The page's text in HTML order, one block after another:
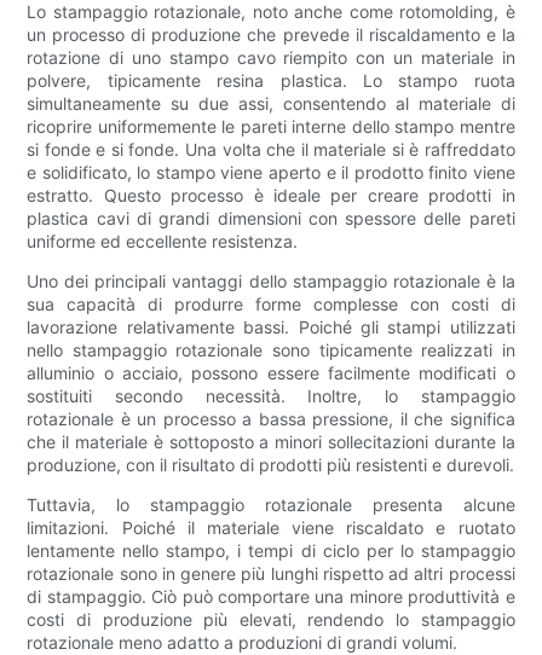
Lo stampaggio rotazionale, noto anche come rotomolding, è
un processo di produzione che prevede il riscaldamento e la
rotazione di uno stampo cavo riempito con un materiale in
polvere, tipicamente resina plastica. Lo stampo ruota
simultaneamente su due assi, consentendo al materiale di
ricoprire uniformemente le pareti interne dello stampo mentre
si fonde e si fonde. Una volta che il materiale si è raffreddato
e solidificato, lo stampo viene aperto e il prodotto finito viene
estratto. Questo processo è ideale per creare prodotti in
plastica cavi di grandi dimensioni con spessore delle pareti
uniforme ed eccellente resistenza.
Uno dei principali vantaggi dello stampaggio rotazionale è la
sua capacità di produrre forme complesse con costi di
lavorazione relativamente bassi. Poiché gli stampi utilizzati
nello stampaggio rotazionale sono tipicamente realizzati in
alluminio o acciaio, possono essere facilmente modificati o
sostituiti secondo necessità. Inoltre, lo stampaggio
rotazionale è un processo a bassa pressione, il che significa
che il materiale è sottoposto a minori sollecitazioni durante la
produzione, con il risultato di prodotti più resistenti e durevoli.
Tuttavia, lo stampaggio rotazionale presenta alcune
limitazioni. Poiché il materiale viene riscaldato e ruotato
lentamente nello stampo, i tempi di ciclo per lo stampaggio
rotazionale sono in genere più lunghi rispetto ad altri processi
di stampaggio. Ciò può comportare una minore produttività e
costi di produzione più elevati, rendendo lo stampaggio
rotazionale meno adatto a produzioni di grandi volumi.